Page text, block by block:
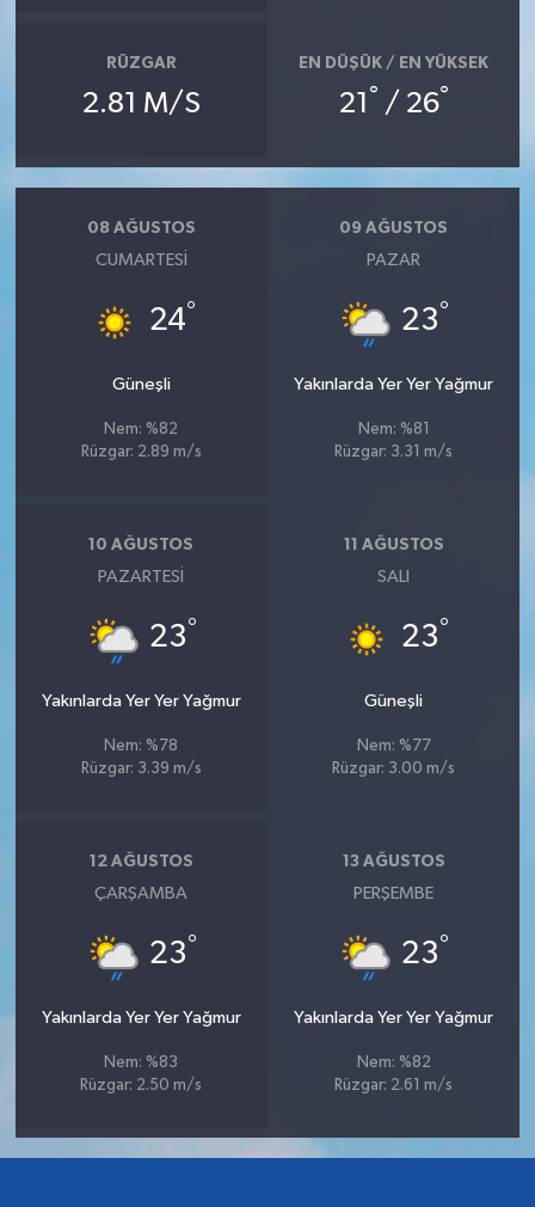
RÜZGAR
2.81 M/S
EN DÜŞÜK / EN YÜKSEK
21 ° / 26°
08 AĞUSTOS
CUMARTESI
24°
Güneşli
Nem: %82
Rüzgar: 2.89 m/s
09 AĞUSTOS
PAZAR
23°
Yakınlarda Yer Yer Yağmur
Nem: %81
Rüzgar: 3.31 m/s
10 AĞUSTOS
PAZARTESI
23°
Yakınlarda Yer Yer Yağmur
Nem: %78
Rüzgar: 3.39 m/s
11 AĞUSTOS
SALI
23°
Güneşli
Nem: %77
Rüzgar: 3.00 m/s
12 AĞUSTOS
ÇARŞAMBA
23°
Yakınlarda Yer Yer Yağmur
Nem: %83
Rüzgar: 2.50 m/s
13 AĞUSTOS
PERŞEMBE
23°
Yakınlarda Yer Yer Yağmur
Nem: %82
Rüzgar: 2.61 m/s